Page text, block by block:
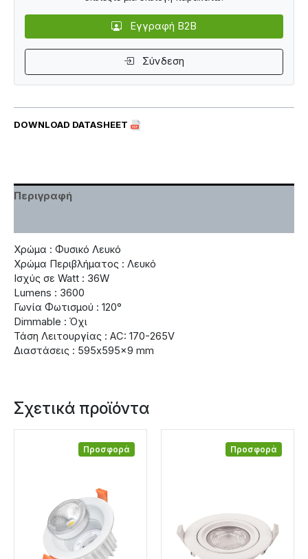
DOWNLOAD DATASHEET
Εγγραφή B2B
Σύνδεση
Περιγραφή
Χρώμα : Φυσικό Λευκό
Χρώμα Περιβλήματος : Λευκό
Ισχύς σε Watt : 36W
Lumens : 3600
Γωνία Φωτισμού : 120°
Dimmable : Όχι
Τάση Λειτουργίας : AC: 170-265V
Διαστάσεις : 595x595x9 mm
Σχετικά προϊόντα
Προσφορά Προσφορά